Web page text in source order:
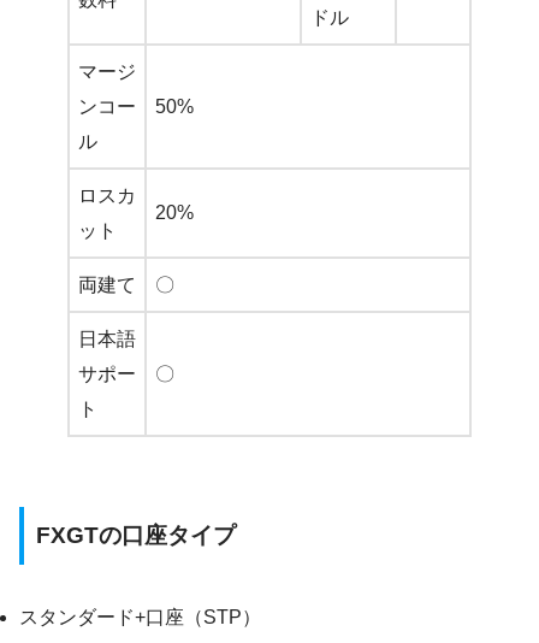
ドル
マージ
ンコー
ル
50%
ロスカ
ット
20%
両建て 〇
日本語
サポー
ト
〇
FXGTの口座タイプ
スタンダード+口座（STP）